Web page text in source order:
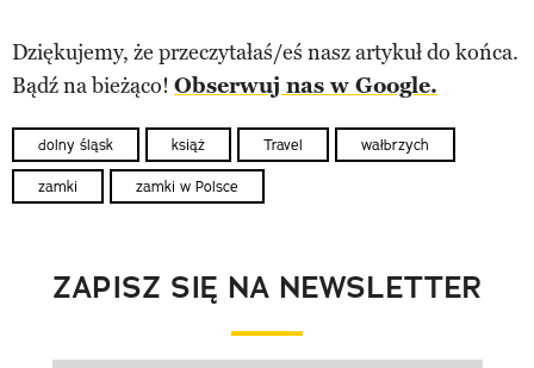
Dziękujemy, że przeczytałaś/eś nasz artykuł do końca.
Bądź na bieżąco! Obserwuj nas w Google.
dolny śląsk książ Travel wałbrzych
zamki zamki w Polsce
ZAPISZ SIĘ NA NEWSLETTER